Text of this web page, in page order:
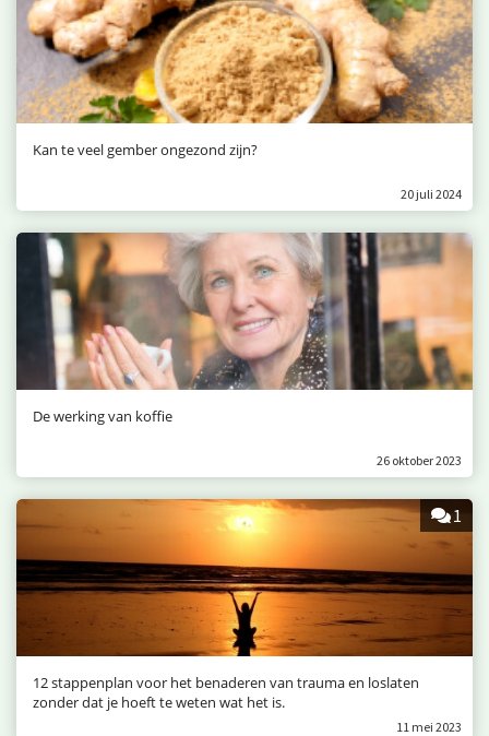
Kan te veel gember ongezond zijn?
20 juli 2024
De werking van koffie
26 oktober 2023
1
12 stappenplan voor het benaderen van trauma en loslaten
zonder dat je hoeft te weten wat het is.
11 mei 2023